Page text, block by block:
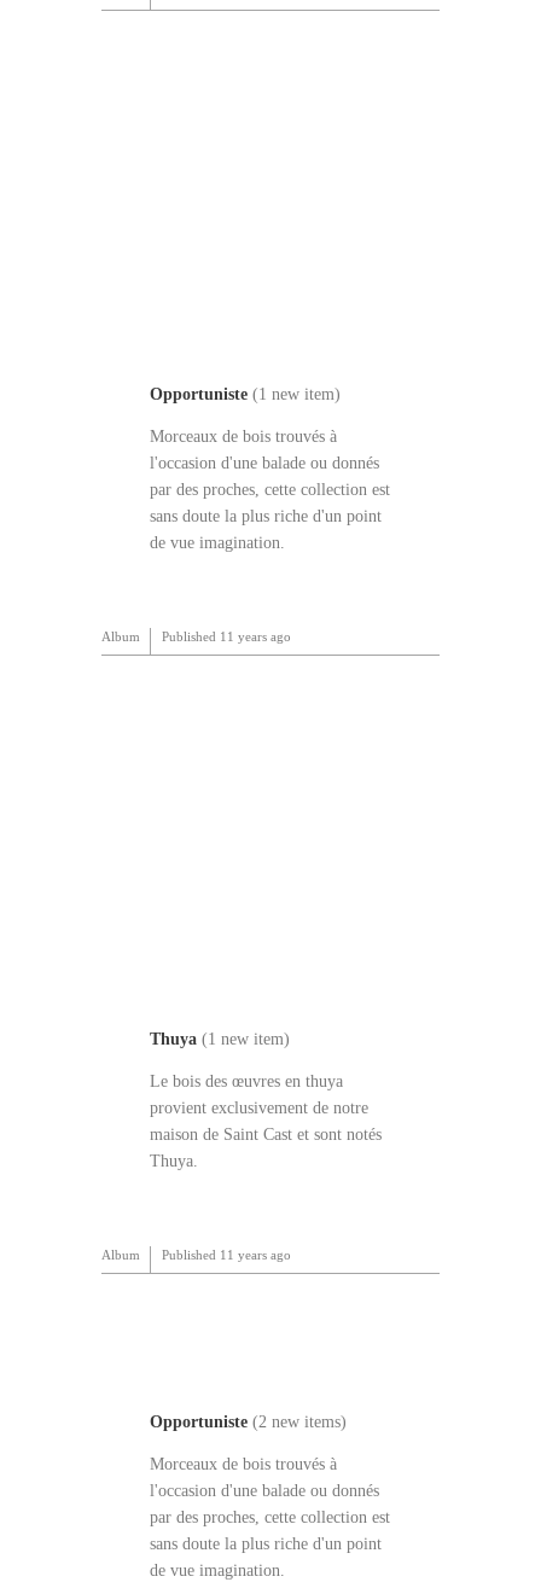
Opportuniste (1 new item)
Morceaux de bois trouvés à
l'occasion d'une balade ou donnés
par des proches, cette collection est
sans doute la plus riche d'un point
de vue imagination.
Album Published 11 years ago
Thuya (1 new item)
Le bois des œuvres en thuya
provient exclusivement de notre
maison de Saint Cast et sont notés
Thuya.
Album Published 11 years ago
Opportuniste (2 new items)
Morceaux de bois trouvés à
l'occasion d'une balade ou donnés
par des proches, cette collection est
sans doute la plus riche d'un point
de vue imagination.